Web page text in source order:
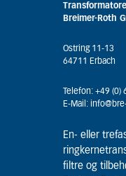
Breimer-Roth
Ostring 11-13
64711 Erbach
Telefon: +49 (0)
E-Mail:
En- eller
filtre og